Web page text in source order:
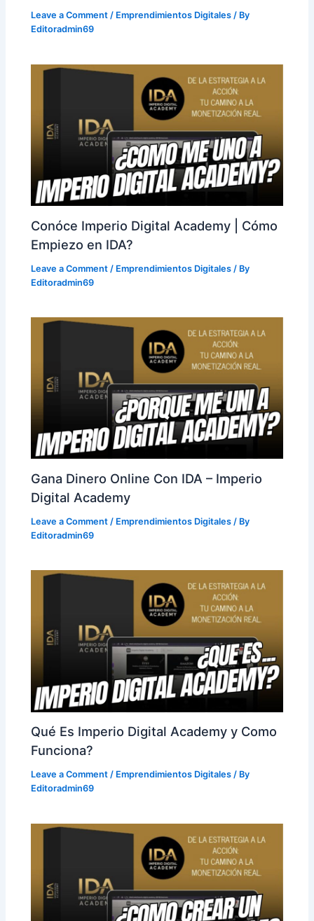
Leave a Comment / Emprendimientos Digitales / By
Editoradmin69
Conóce Imperio Digital Academy | Cómo
Empiezo en IDA?
Leave a Comment / Emprendimientos Digitales / By
Editoradmin69
Gana Dinero Online Con IDA – Imperio
Digital Academy
Leave a Comment / Emprendimientos Digitales / By
Editoradmin69
Qué Es Imperio Digital Academy y Como
Funciona?
Leave a Comment / Emprendimientos Digitales / By
Editoradmin69